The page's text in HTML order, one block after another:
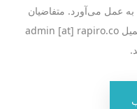
عمل می‌آورد. متفاضیان
واجد شرایط رزومه کاری خود را به ایمیل admin [at] rapiro.co